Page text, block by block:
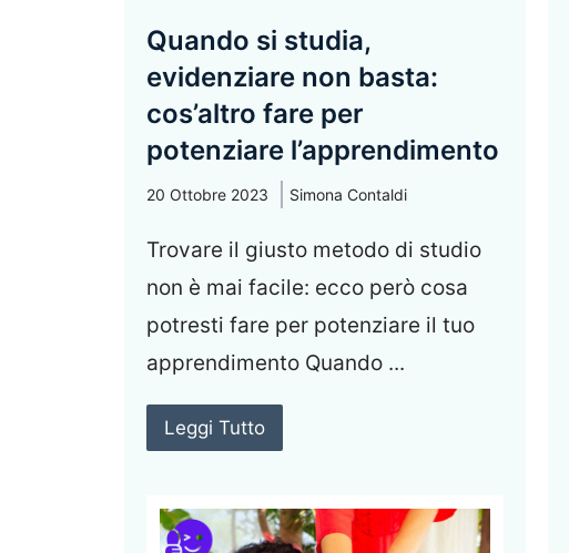
Quando si studia,
evidenziare non basta:
cos’altro fare per
potenziare l’apprendimento
20 Ottobre 2023 Simona Contaldi
Trovare il giusto metodo di studio
non è mai facile: ecco però cosa
potresti fare per potenziare il tuo
apprendimento Quando ...
Leggi Tutto